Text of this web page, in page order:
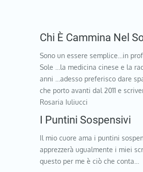
Chi È Cammina Nel
Sono un essere semplice…in
Sole …la medicina cinese e la
anni …adesso preferisco dare
che porto avanti dal 2011 e
Rosaria Iuliucci
I Puntini Sospensivi
Il mio cuore ama i puntini
apprezzerà ugualmente i miei
questo per me è ciò che conta…